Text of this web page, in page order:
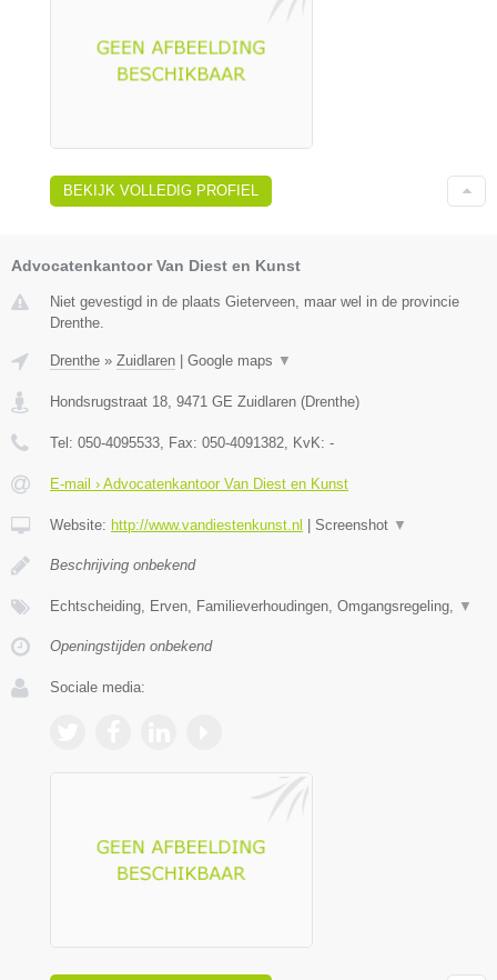
BEKIJK VOLLEDIG PROFIEL
Advocatenkantoor Van Diest en Kunst
Niet gevestigd in de plaats Gieterveen, maar wel in de provincie
Drenthe.
Drenthe » Zuidlaren | Google maps ▼
Hondsrugstraat 18 9471 GE Zuidlaren (Drenthe)
Tel: 050-4095533 , Fax: 050-4091382 , KvK: -
E-mail › Advocatenkantoor Van Diest en Kunst
Website: http://www.vandiestenkunst.nl | Screenshot ▼
Beschrijving onbekend
Echtscheiding, Erven, Familieverhoudingen, Omgangsregeling, ▼
Openingstijden onbekend
Sociale media: